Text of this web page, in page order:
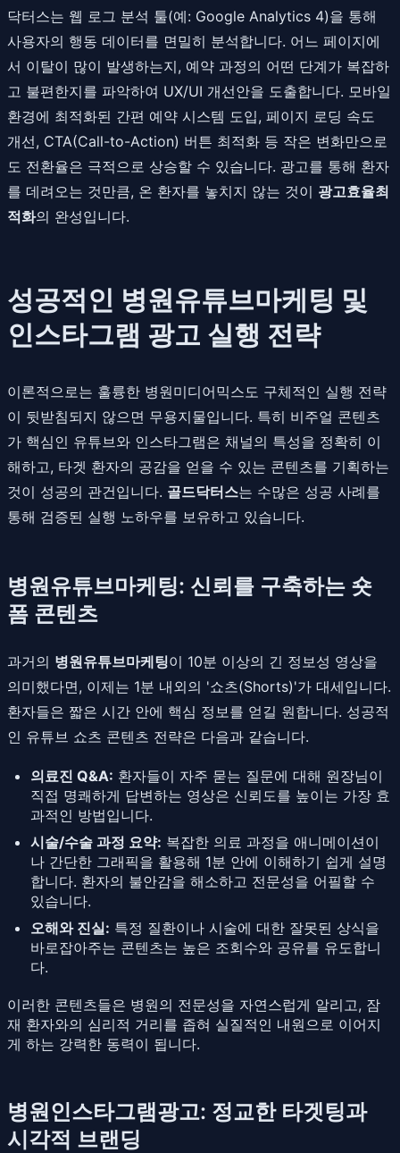
닥터스는 웹 로그 분석 툴(예: Google Analytics 4)을 통해
사용자의 행동 데이터를 면밀히 분석합니다. 어느 페이지에
서 이탈이 많이 발생하는지, 예약 과정의 어떤 단계가 복잡하
고 불편한지를 파악하여 UX/UI 개선안을 도출합니다. 모바일
환경에 최적화된 간편 예약 시스템 도입, 페이지 로딩 속도
개선, CTA(Call-to-Action) 버튼 최적화 등 작은 변화만으로
도 전환율은 극적으로 상승할 수 있습니다. 광고를 통해 환자
를 데려오는 것만큼, 온 환자를 놓치지 않는 것이 광고효율최
적화의 완성입니다.
성공적인 병원유튜브마케팅 및
인스타그램 광고 실행 전략
이론적으로는 훌륭한 병원미디어믹스도 구체적인 실행 전략
이 뒷받침되지 않으면 무용지물입니다. 특히 비주얼 콘텐츠
가 핵심인 유튜브와 인스타그램은 채널의 특성을 정확히 이
해하고, 타겟 환자의 공감을 얻을 수 있는 콘텐츠를 기획하는
것이 성공의 관건입니다. 골드닥터스는 수많은 성공 사례를
통해 검증된 실행 노하우를 보유하고 있습니다.
병원유튜브마케팅: 신뢰를 구축하는 숏
폼 콘텐츠
과거의 병원유튜브마케팅이 10분 이상의 긴 정보성 영상을
의미했다면, 이제는 1분 내외의 '쇼츠(Shorts)'가 대세입니다.
환자들은 짧은 시간 안에 핵심 정보를 얻길 원합니다. 성공적
인 유튜브 쇼츠 콘텐츠 전략은 다음과 같습니다.
의료진 Q&A: 환자들이 자주 묻는 질문에 대해 원장님이
직접 명쾌하게 답변하는 영상은 신뢰도를 높이는 가장 효
과적인 방법입니다.
시술/수술 과정 요약: 복잡한 의료 과정을 애니메이션이
나 간단한 그래픽을 활용해 1분 안에 이해하기 쉽게 설명
합니다. 환자의 불안감을 해소하고 전문성을 어필할 수
있습니다.
오해와 진실: 특정 질환이나 시술에 대한 잘못된 상식을
바로잡아주는 콘텐츠는 높은 조회수와 공유를 유도합니
다.
이러한 콘텐츠들은 병원의 전문성을 자연스럽게 알리고, 잠
재 환자와의 심리적 거리를 좁혀 실질적인 내원으로 이어지
게 하는 강력한 동력이 됩니다.
병원인스타그램광고: 정교한 타겟팅과
시각적 브랜딩